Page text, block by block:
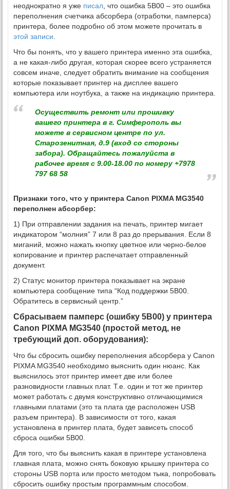
неоднократно я уже писал , что ошибка 5B00 – это ошибка
переполнения счетчика абсорбера (отработки, памперса)
принтера, более подробно об этом можете прочитать в
этой записи
Что бы понять, что у вашего принтера именно эта ошибка,
а не какая-либо другая, которая скорее всего устраняется
совсем иначе, следует обратить внимание на сообщения
которые показывает принтер на дисплее вашего
компьютера или ноутбука, а также на индикацию принтера.
Осуществить ремонт или прошивку
вашего принтера в г. Симферополь вы
можете в сервисном центре по ул.
Старозенитная, д.9 (вход со стороны
забора). Обращайтесь пожалуйста в
рабочее время с 9.00-18.00 по номеру +7978
797 68 58
Признаки того, что у принтера Canon PIXMA MG3540
переполнен абсорбер:
1) При отправлении задания на печать, принтер мигает
индикатором “молния” 7 или 8 раз до прерывания. Если 8
миганий, можно нажать кнопку цветное или черно-белое
копирование и принтер распечатает отправленный
документ.
2) Статус монитор принтера показывает на экране
компьютера сообщение типа “Код поддержки 5B00.
Обратитесь в сервисный центр.”
Сбрасываем памперс (ошибку 5B00) у принтера
Canon PIXMA MG3540 (простой метод, не
требующий доп. оборудования):
Что бы сбросить ошибку переполнения абсорбера у Canon
PIXMA MG3540 необходимо выяснить один нюанс. Как
выяснилось этот принтер имеет две или более
разновидности главных плат. Т.е. один и тот же принтер
может работать с двумя конструктивно отличающимися
главными платами (это та плата где расположен USB
разъем принтера). В зависимости от того, какая
установлена в принтер плата, будет зависеть способ
сброса ошибки 5B00.
Для того, что бы выяснить какая в принтере установлена
главная плата, можно снять боковую крышку принтера со
стороны USB порта или просто методом тыка, попробовать
сбросить ошибку простым программным способом.